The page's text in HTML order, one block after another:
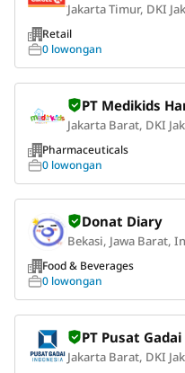
Jakarta Timur, DKI
Retail
0 lowongan
PT Medikids
Jakarta Barat, DKI
Pharmaceuticals
0 lowongan
Donat Diary
Bekasi, Jawa Barat,
Food & Beverages
0 lowongan
PT Pusat
Jakarta Barat, DKI